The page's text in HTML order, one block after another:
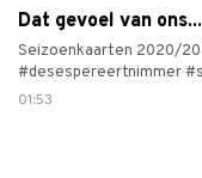
Dat gevoel van ons...
Seizoenkaarten 2020/
#desespereertnimmer
01:53